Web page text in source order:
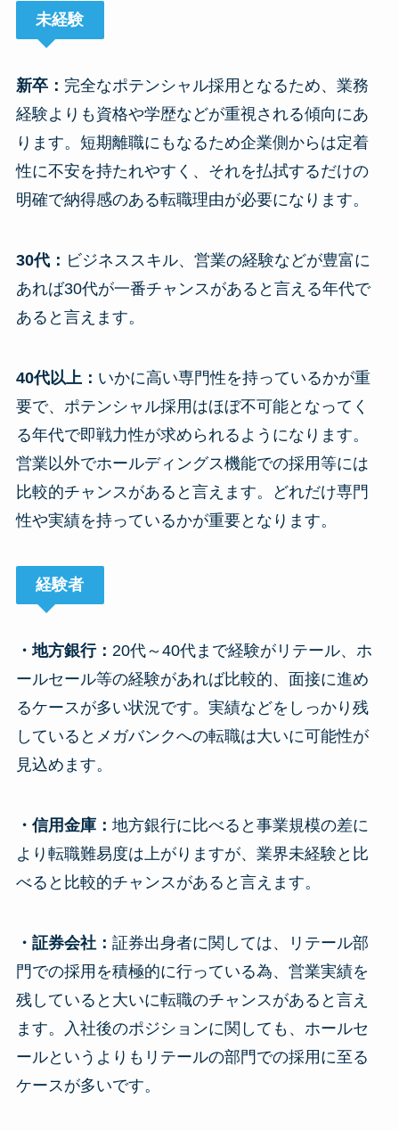
未経験
新卒： 完全なポテンシャル採用となるため、業務
経験よりも資格や学歴などが重視される傾向にあ
ります。短期離職にもなるため企業側からは定着
性に不安を持たれやすく、それを払拭するだけの
明確で納得感のある転職理由が必要になります。
30代： ビジネススキル、営業の経験などが豊富に
あれば30代が一番チャンスがあると言える年代で
あると言えます。
40代以上： いかに高い専門性を持っているかが重
要で、ポテンシャル採用はほぼ不可能となってく
る年代で即戦力性が求められるようになります。
営業以外でホールディングス機能での採用等には
比較的チャンスがあると言えます。どれだけ専門
性や実績を持っているかが重要となります。
経験者
・地方銀行： 20代～40代まで経験がリテール、ホ
ールセール等の経験があれば比較的、面接に進め
るケースが多い状況です。実績などをしっかり残
しているとメガバンクへの転職は大いに可能性が
見込めます。
・信用金庫： 地方銀行に比べると事業規模の差に
より転職難易度は上がりますが、業界未経験と比
べると比較的チャンスがあると言えます。
・証券会社： 証券出身者に関しては、リテール部
門での採用を積極的に行っている為、営業実績を
残していると大いに転職のチャンスがあると言え
ます。入社後のポジションに関しても、ホールセ
ールというよりもリテールの部門での採用に至る
ケースが多いです。